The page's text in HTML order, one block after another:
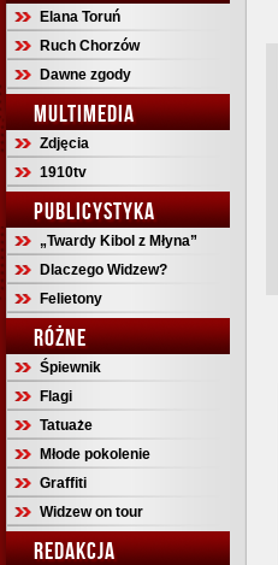
Elana Toruń
Ruch Chorzów
Dawne zgody
MULTIMEDIA
Zdjęcia
1910tv
PUBLICYSTYKA
„Twardy Kibol z Młyna”
Dlaczego Widzew?
Felietony
RÓŻNE
Śpiewnik
Flagi
Tatuaże
Młode pokolenie
Graffiti
Widzew on tour
REDAKCJA